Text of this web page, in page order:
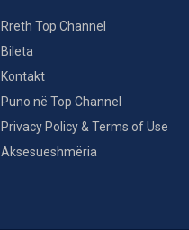
Rreth Top Channel
Bileta
Kontakt
Puno në Top Channel
Privacy Policy & Terms of Use
Aksesueshmëria